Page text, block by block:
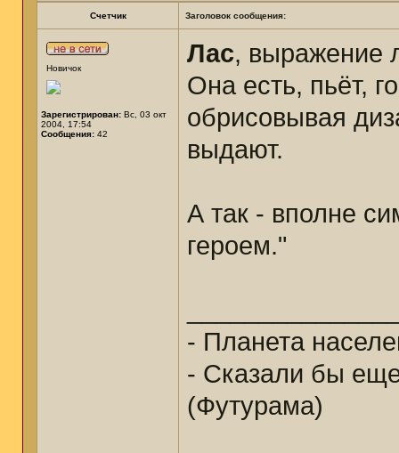
Счетчик Заголовок сообщения:
Новичок
Зарегистрирован: Вс, 03 окт
2004, 17:54
Сообщения: 42
Лас, выражение
Она есть, пьёт,
обрисовывая
выдают.
А так - вполне
героем."
- Планета
- Сказали бы
(Футурама)